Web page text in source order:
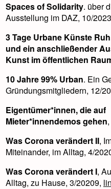
Spaces of Solidarity. über
Ausstellung im DAZ, 10/
3 Tage Urbane Künste
und ein anschließender
Kunst im öffentlichen
10 Jahre 99% Urban. Ein
Gründungsmitgliedern, 12/
Eigentümer*innen, die auf
Mieter*innendemos gehen
Was Corona verändert II,
Miteinander, im Alltag, 4/
Was Corona verändert I,
Alltag, zu Hause, 3/20209,